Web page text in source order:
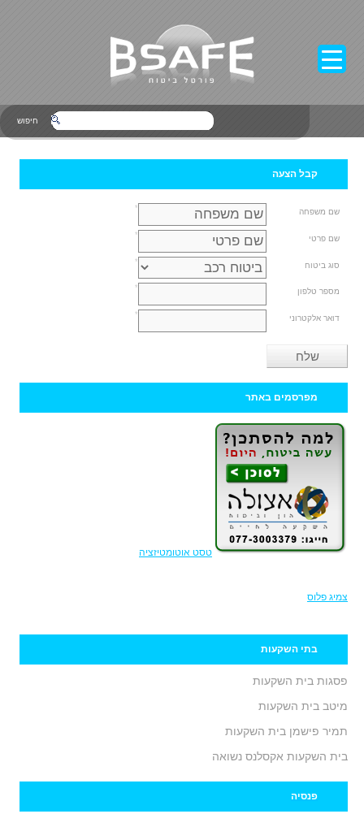
חיפוש
קבל הצעה
שם משפחה *
שם פרטי *
סוג ביטוח *
מספר טלפון *
דואר אלקטרוני *
מפרסמים באתר
טסט אוטומטיזציה
צמיג פלוס
בתי השקעות
פסגות בית השקעות
מיטב בית השקעות
תמיר פישמן בית השקעות
בית השקעות אקסלנס נשואה
פנסיה